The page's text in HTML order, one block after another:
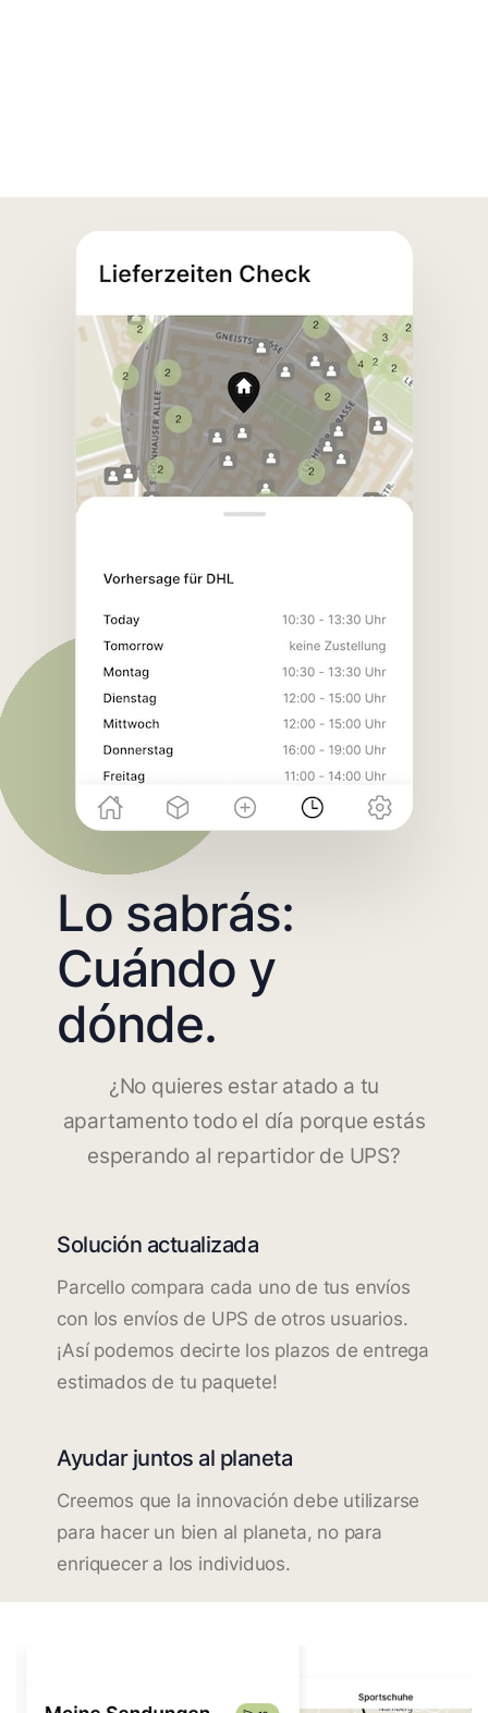
Lo sabrás:
Cuándo y
dónde.
¿No quieres estar atado a tu
apartamento todo el día porque estás
esperando al repartidor de UPS?
Solución actualizada
Parcello compara cada uno de tus envíos
con los envíos de UPS de otros usuarios.
¡Así podemos decirte los plazos de entrega
estimados de tu paquete!
Ayudar juntos al planeta
Creemos que la innovación debe utilizarse
para hacer un bien al planeta, no para
enriquecer a los individuos.